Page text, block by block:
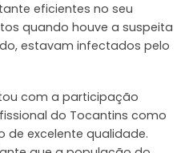
eficientes no seu
quando houve a suspeita
estavam infectados pelo
com a participação
do Tocantins como
de excelente qualidade.